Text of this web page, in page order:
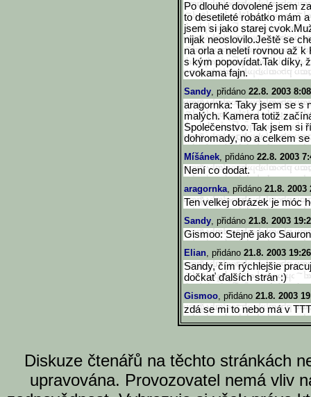
Po dlouhé dovolené jsem
to desetileté robátko mám
jsem si jako starej
nijak neoslovilo.Ještě se
na orla a neletí rovnou až
s kým popovídat.Tak díky,
cvokama fajn.
Sandy, přidáno 22.8. 2003
aragornka: Taky jsem se s
malých. Kamera totiž
Společenstvo. Tak jsem si
dohromady, no a celkem
Míšánek, přidáno 22.8. 2003
Není co dodat.
aragornka, přidáno 21.8. 2003
Ten velkej obrázek je móc
Sandy, přidáno 21.8. 2003
Gismoo: Stejně jako
Elian, přidáno 21.8. 2003
Sandy, čím rýchlejšie
dočkať ďalších strán :)
Gismoo, přidáno 21.8. 2003
zdá se mi to nebo má v
Diskuze čtenářů na těchto stránkách
upravována. Provozovatel nemá vliv